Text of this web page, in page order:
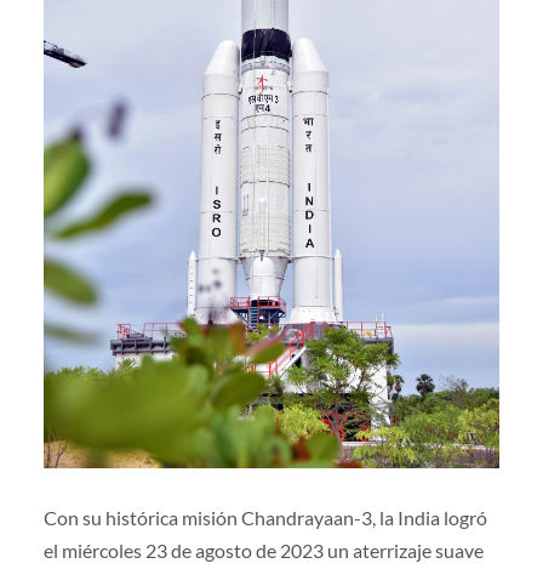
Con su histórica misión Chandrayaan-3, la India logró
el miércoles 23 de agosto de 2023 un aterrizaje suave